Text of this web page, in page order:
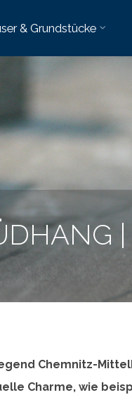
& Grundstücke
Chemnitz-
Charme, wie